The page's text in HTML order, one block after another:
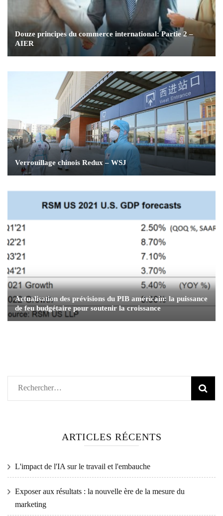
Douze principes du commerce international: Partie 2 –
AIER
Verrouillage chinois Redux – WSJ
Actualisation des prévisions du PIB américain: la puissance
de feu budgétaire pour soutenir la croissance
Rechercher :
ARTICLES RÉCENTS
L'impact de l'IA sur le travail et l'embauche
Exposer aux résultats : la nouvelle ère de la mesure du
marketing